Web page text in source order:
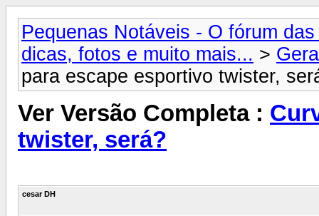
Pequenas Notáveis - O fórum
dicas, fotos e muito mais... >
para escape esportivo twister,
Ver Versão Completa :
twister, será?
cesar DH